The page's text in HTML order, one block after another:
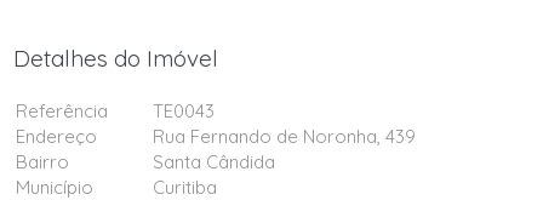
Detalhes do Imóvel
Referência
TE0043
Endereço
Rua Fernando de Noronha, 439
Bairro
Santa Cândida
Município
Curitiba